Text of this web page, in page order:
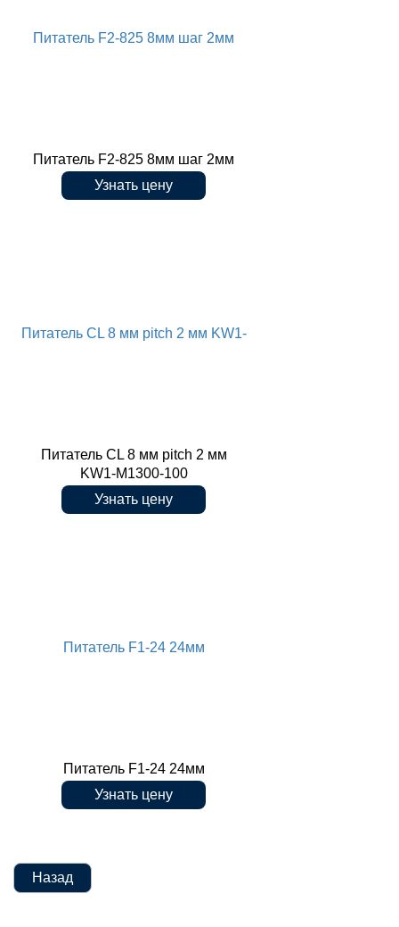
Питатель F2-825 8мм шаг 2мм
Питатель F2-825 8мм шаг 2мм
Узнать цену
Питатель CL 8 мм pitch 2 мм KW1-
Питатель CL 8 мм pitch 2 мм
KW1-M1300-100
Узнать цену
Питатель F1-24 24мм
Питатель F1-24 24мм
Узнать цену
Назад